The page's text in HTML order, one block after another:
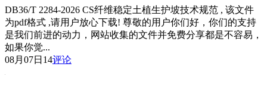
DB36/T 2284-2026 CS纤维稳定土植生护坡技术规范 , 该文件
为pdf格式 ,请用户放心下载! 尊敬的用户你们好，你们的支持
是我们前进的动力，网站收集的文件并免费分享都是不容易，
如果你觉...
08月07日 14评论